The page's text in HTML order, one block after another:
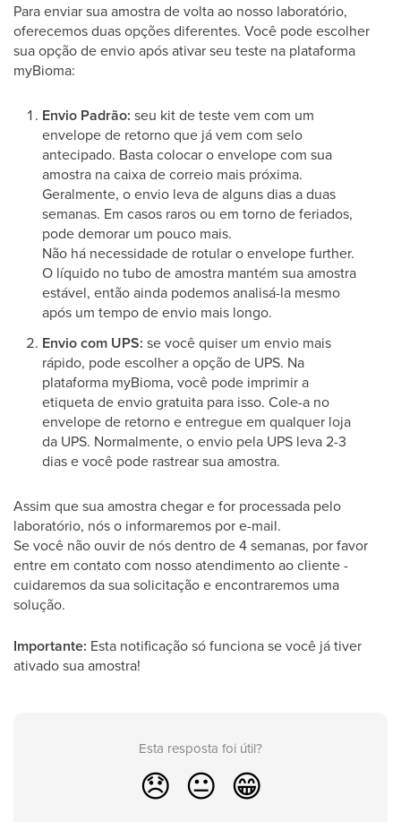
Para enviar sua amostra de volta ao nosso laboratório,
oferecemos duas opções diferentes. Você pode escolher
sua opção de envio após ativar seu teste na plataforma
myBioma:
Envio Padrão: seu kit de teste vem com um
envelope de retorno que já vem com selo
antecipado. Basta colocar o envelope com sua
amostra na caixa de correio mais próxima.
Geralmente, o envio leva de alguns dias a duas
semanas. Em casos raros ou em torno de feriados,
pode demorar um pouco mais.
Não há necessidade de rotular o envelope further.
O líquido no tubo de amostra mantém sua amostra
estável, então ainda podemos analisá-la mesmo
após um tempo de envio mais longo.
Envio com UPS: se você quiser um envio mais
rápido, pode escolher a opção de UPS. Na
plataforma myBioma, você pode imprimir a
etiqueta de envio gratuita para isso. Cole-a no
envelope de retorno e entregue em qualquer loja
da UPS. Normalmente, o envio pela UPS leva 2-3
dias e você pode rastrear sua amostra.
Assim que sua amostra chegar e for processada pelo
laboratório, nós o informaremos por e-mail.
Se você não ouvir de nós dentro de 4 semanas, por favor
entre em contato com nosso atendimento ao cliente -
cuidaremos da sua solicitação e encontraremos uma
solução.
Importante: Esta notificação só funciona se você já tiver
ativado sua amostra!
Esta resposta foi útil?
😞 😐 😁